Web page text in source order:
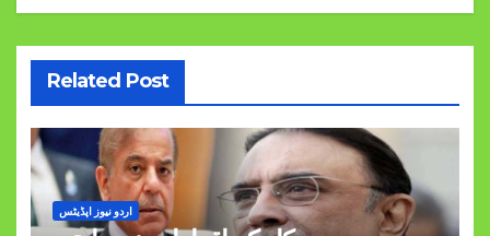
Related Post
اردو نیوز اپڈیٹس